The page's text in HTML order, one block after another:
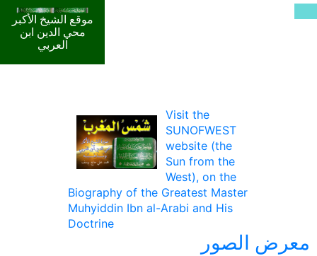
موقع الشيخ الأكبر
محي الدين ابن
العربي
Visit the
SUNOFWEST
website (the
Sun from the
West), on the
Biography of the Greatest Master
Muhyiddin Ibn al-Arabi and His
Doctrine
معرض الصور